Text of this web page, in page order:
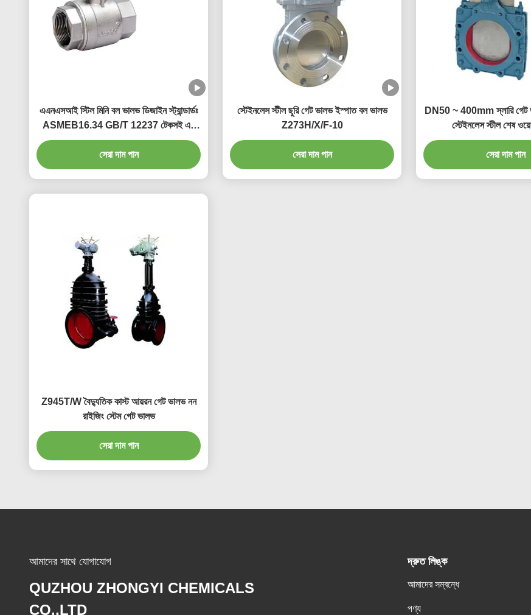
এএনএসআই স্টিল মিনি বল ভালভ ডিজাইন স্ট্যান্ডার্ডঃ
ASMEB16.34 GB/T 12237 টেকসই এস
সঙ্গে তরল এবং গ্যাস দক্ষভাবে নিয়ন্ত্রণ
সেরা দাম পান
স্টেইনলেস স্টীল ছুরি গেট ভালভ ইস্পাত বল ভালভ
Z273H/X/F-10
সেরা দাম পান
DN50 ~ 400mm স্লারি গেট
স্টেইনলেস স্টীল শেষ
সেরা দাম পান
Z945T/W বৈদ্যুতিক কাস্ট আয়রন গেট ভালভ নন
রাইজিং স্টেম গেট ভালভ
সেরা দাম পান
আমাদের সাথে যোগাযোগ
QUZHOU ZHONGYI CHEMICALS
CO.,LTD
দ্রুত লিঙ্ক
আমাদের সম্বন্ধে
পণ্য